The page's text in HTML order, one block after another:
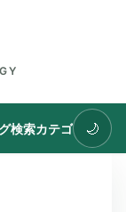
検索カテゴリ 🌙